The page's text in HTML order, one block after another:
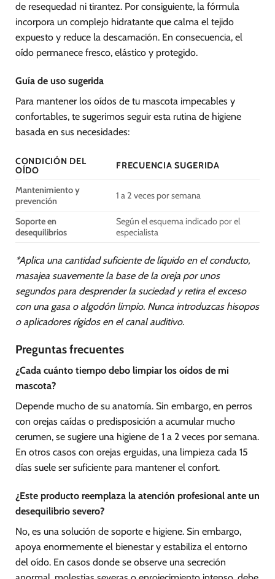
de resequedad ni tirantez. Por consiguiente, la fórmula
incorpora un complejo hidratante que calma el tejido
expuesto y reduce la descamación. En consecuencia, el
oído permanece fresco, elástico y protegido.
Guía de uso sugerida
Para mantener los oídos de tu mascota impecables y
confortables, te sugerimos seguir esta rutina de higiene
basada en sus necesidades:
CONDICIÓN DEL
OÍDO
FRECUENCIA SUGERIDA
Mantenimiento y
prevención
1 a 2 veces por semana
Soporte en
desequilibrios
Según el esquema indicado por el
especialista
*Aplica una cantidad suficiente de líquido en el conducto,
masajea suavemente la base de la oreja por unos
segundos para desprender la suciedad y retira el exceso
con una gasa o algodón limpio. Nunca introduzcas hisopos
o aplicadores rígidos en el canal auditivo.
Preguntas frecuentes
¿Cada cuánto tiempo debo limpiar los oídos de mi
mascota?
Depende mucho de su anatomía. Sin embargo, en perros
con orejas caídas o predisposición a acumular mucho
cerumen, se sugiere una higiene de 1 a 2 veces por semana.
En otros casos con orejas erguidas, una limpieza cada 15
días suele ser suficiente para mantener el confort.
¿Este producto reemplaza la atención profesional ante un
desequilibrio severo?
No, es una solución de soporte e higiene. Sin embargo,
apoya enormemente el bienestar y estabiliza el entorno
del oído. En casos donde se observe una secreción